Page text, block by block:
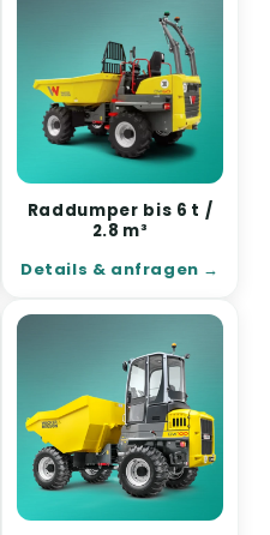
Raddumper bis 6 t /
2.8 m³
Details & anfragen